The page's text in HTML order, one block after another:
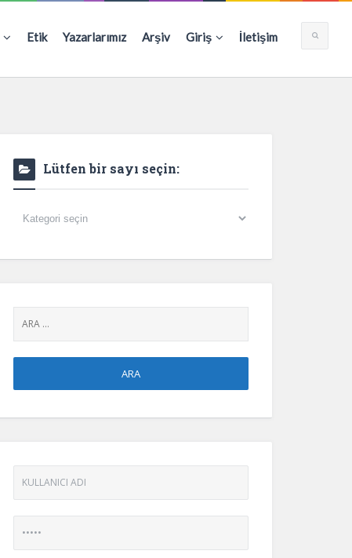
Etik Yazarlarımız Arşiv Giriş İletişim
Lütfen bir sayı seçin:
Lütfen